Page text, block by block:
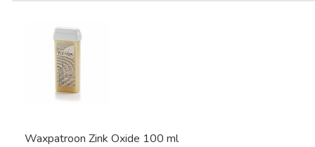
Waxpatroon Zink Oxide 100 ml